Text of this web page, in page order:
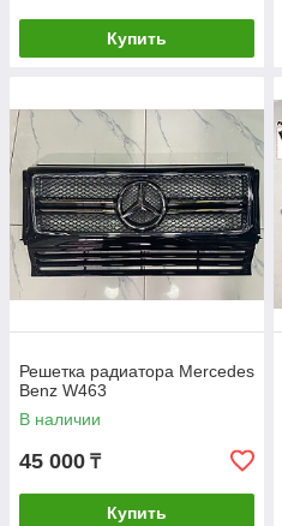
Купить
Решетка радиатора Mercedes
Benz W463
В наличии
45 000 ₸
Купить